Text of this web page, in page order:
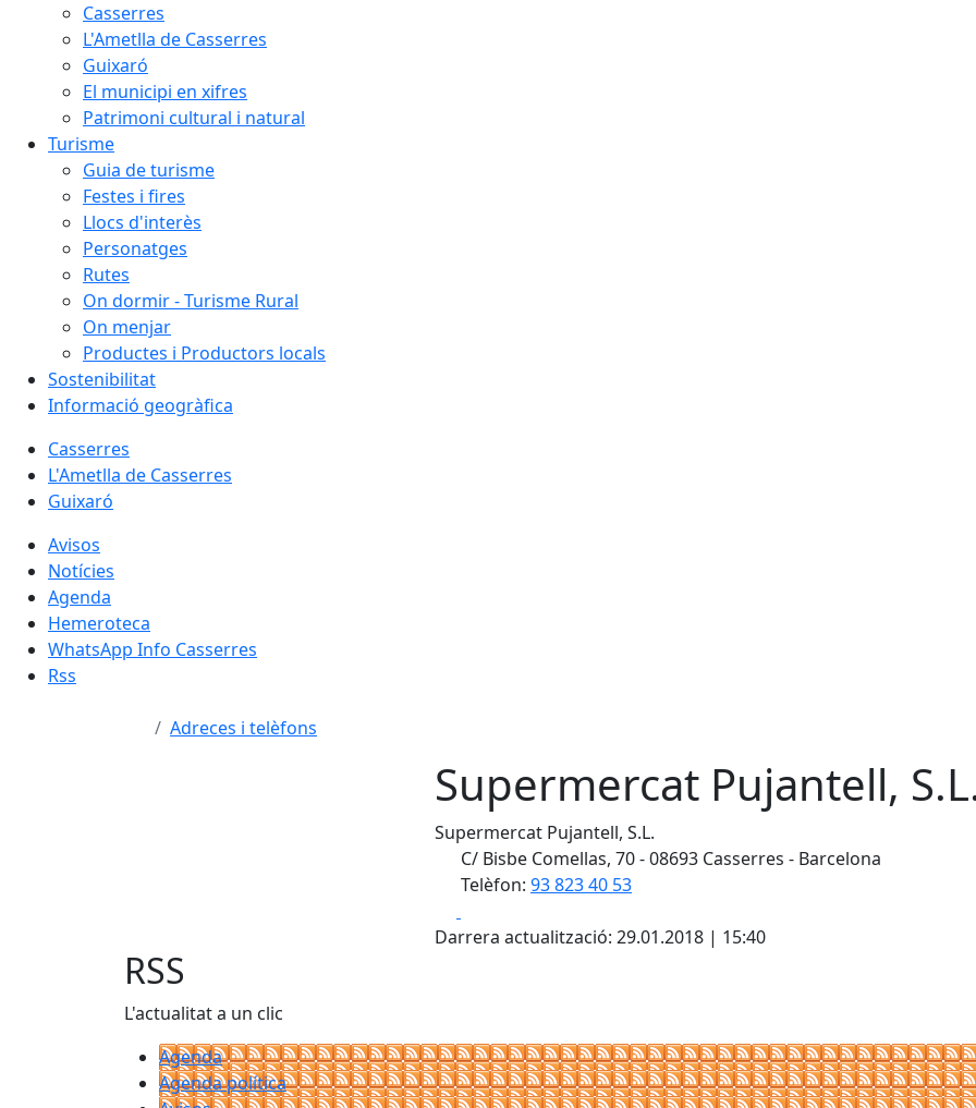
Casserres
L'Ametlla de Casserres
Guixaró
El municipi en xifres
Patrimoni cultural i natural
Turisme
Guia de turisme
Festes i fires
Llocs d'interès
Personatges
Rutes
On dormir - Turisme Rural
On menjar
Productes i Productors locals
Sostenibilitat
Informació geogràfica
Casserres
L'Ametlla de Casserres
Guixaró
Avisos
Notícies
Agenda
Hemeroteca
WhatsApp Info Casserres
Rss
Adreces i telèfons
Supermercat Pujantell,
Supermercat Pujantell, S.L.
C/ Bisbe Comellas, 70 - 08693 Casserres - Barcelona
Telèfon: 93 823 40 53
Darrera actualització: 29.01.2018 | 15:40
RSS
L'actualitat a un clic
Agenda
Agenda política